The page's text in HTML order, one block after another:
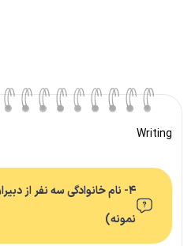
Writing
۴- نام خانوادگی سه نفر از
نمونه)